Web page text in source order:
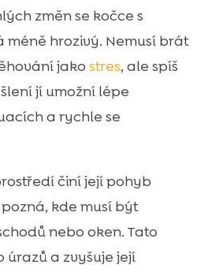
změn se kočce s
hrozivý. Nemusí brát
jako stres, ale spíš
jí umožní lépe
a rychle se
činí její pohyb
kde musí být
nebo oken. Tato
úrazů a zvyšuje její